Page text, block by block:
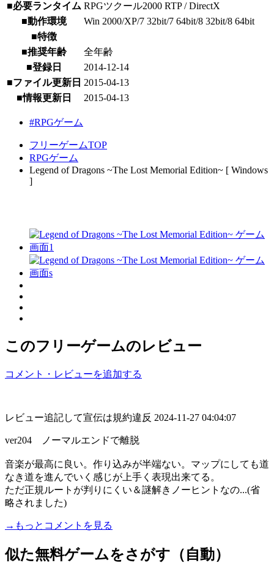
■必要ランタイム RPGツクール2000 RTP / DirectX
■動作環境
Win 2000/XP/7 32bit/7 64bit/8 32bit/8 64bit
■特徴
■推奨年齢
全年齢
■登録日
2014-12-14
■ファイル更新日 2015-04-13
■情報更新日
2015-04-13
#RPGゲーム
フリーゲームTOP
RPGゲーム
Legend of Dragons ~The Lost Memorial Edition~ [ Windows
]
このフリーゲームのレビュー
コメント・レビューを追加する
レビュー追記して宣伝は規約違反 2024-11-27 04:04:07
ver204 ノーマルエンドで離脱
音楽が最高に良い。作り込みが半端ない。マップにしても道
なき道を進んでいく感じが上手く表現出来てる。
ただ正規ルートが判りにくい＆謎解きノーヒントなの...(省
略されました)
→もっとコメントを見る
似た無料ゲームをさがす（自動）